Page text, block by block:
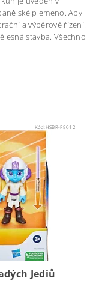
plemeno. Aby
a výběrové řízení.
stavba. Všechno
Kód: HSBR-F8012
Jediů